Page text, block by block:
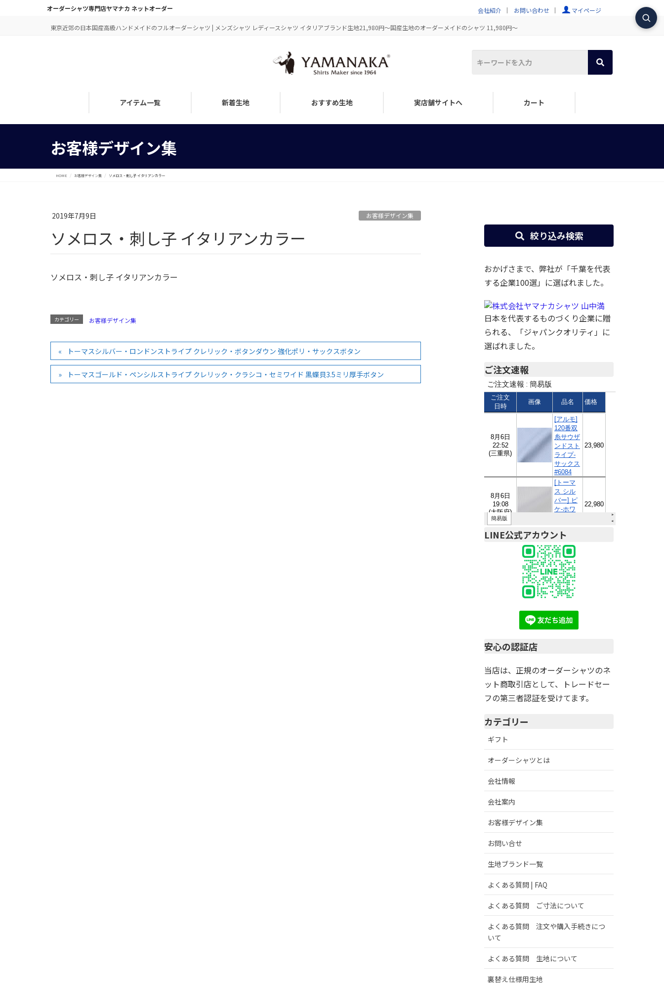
オーダーシャツ専門店ヤマナカ ネットオーダー 会社紹介 お問い合わせ マイページ
東京近郊の日本国産高級ハンドメイドのフルオーダーシャツ | メンズシャツ レディースシャツ イタリアブランド生地21,980円～国産生地のオーダーメイドのシャツ 11,980円～
アイテム一覧 新着生地 おすすめ生地 実店舗サイトへ カート
お客様デザイン集
HOME お客様デザイン集 ソメロス・刺し子 イタリアンカラー
2019年7月9日 お客様デザイン集
ソメロス・刺し子 イタリアンカラー
ソメロス・刺し子 イタリアンカラー
カテゴリー お客様デザイン集
トーマスシルバー・ロンドンストライプ クレリック・ボタンダウン 強化ポリ・サックスボタン
トーマスゴールド・ペンシルストライプ クレリック・クラシコ・セミワイド 黒蝶貝3.5ミリ厚手ボタン
絞り込み検索
おかげさまで、弊社が「千葉を代表
する企業100選」に選ばれました。
日本を代表するものづくり企業に贈
られる、「ジャパンクオリティ」に
選ばれました。
ご注文速報
LINE公式アカウント
安心の認証店
当店は、正規のオーダーシャツのネ
ット商取引店として、トレードセー
フの第三者認証を受けてます。
カテゴリー
ギフト
オーダーシャツとは
会社情報
会社案内
お客様デザイン集
お問い合せ
生地ブランド一覧
よくある質問 | FAQ
よくある質問 ご寸法について
よくある質問 注文や購入手続きにつ
いて
よくある質問 生地について
裏替え仕様用生地